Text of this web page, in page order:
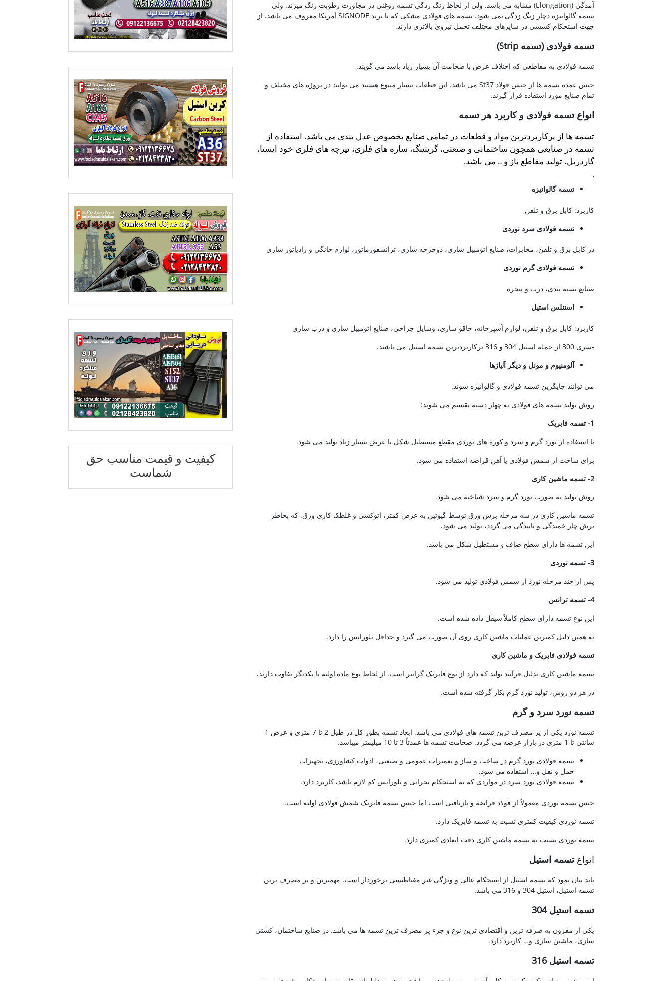
آمدگی (Elongation) مشابه می باشد. ولی از لحاظ زنگ زدگی تسمه روغنی در مجاورت رطوبت زنگ میزند. ولی
تسمه گالوانیزه دچار زنگ زدگی نمی شود. تسمه های فولادی مشکی که با برند SIGNODE آمریکا معروف می باشد. از
جهت استحکام کششی در سایزهای مختلف تحمل نیروی بالاتری دارند.
تسمه فولادی (تسمه Strip)
تسمه فولادی به مقاطعی که اختلاف عرض با ضخامت آن بسیار زیاد باشد می گویند.
جنس عمده تسمه ها از جنس فولاد St37 می باشد. این قطعات بسیار متنوع هستند می توانند در پروژه های مختلف و
تمام صنایع مورد استفاده قرار گیرند.
انواع تسمه فولادی و کاربرد هر تسمه
تسمه ها از پرکاربردترین مواد و قطعات در تمامی صنایع بخصوص عدل بندی می باشد. استفاده از
تسمه در صنایعی همچون ساختمانی و صنعتی، گریتینگ، سازه های فلزی، تیرچه های فلزی خود ایستا،
گاردریل، تولید مقاطع باز و… می باشد.
تسمه گالوانیزه
کاربرد: کابل برق و تلفن
تسمه فولادی سرد نوردی
در کابل برق و تلفن، مخابرات، صنایع اتومبیل سازی، دوچرخه سازی، ترانسفورماتور، لوازم خانگی و رادیاتور سازی
تسمه فولادی گرم نوردی
صنایع بسته بندی، درب و پنجره
استنلس استیل
کاربرد: کابل برق و تلفن، لوازم آشپزخانه، چاقو سازی، وسایل جراحی، صنایع اتومبیل سازی و درب سازی
-سری 300 از جمله استیل 304 و 316 پرکاربردترین تسمه استیل می باشند.
آلومنیوم و مونل و دیگر آلیاژها
می توانند جایگزین تسمه فولادی و گالوانیزه شوند.
روش تولید تسمه های فولادی به چهار دسته تقسیم می شوند:
1- تسمه فابریک
با استفاده از نورد گرم و سرد و کوره های نوردی مقطع مستطیل شکل با عرض بسیار زیاد تولید می شود.
برای ساخت از شمش فولادی یا آهن قراضه استفاده می شود.
2- تسمه ماشین کاری
روش تولید به صورت نورد گرم و سرد شناخته می شود.
تسمه ماشین کاری در سه مرحله برش ورق توسط گیوتین به عرض کمتر، اتوکشی و غلطک کاری ورق. که بخاطر
برش چار خمیدگی و تابیدگی می گردد، تولید می شود.
این تسمه ها دارای سطح صاف و مستطیل شکل می باشد.
3- تسمه نوردی
پس از چند مرحله نورد از شمش فولادی تولید می شود.
4- تسمه ترانس
این نوع تسمه دارای سطح کاملاً سیقل داده شده است.
به همین دلیل کمترین عملیات ماشین کاری روی آن صورت می گیرد و حداقل تلورانس را دارد.
تسمه فولادی فابریک و ماشین کاری
تسمه ماشین کاری بدلیل فرآیند تولید که دارد از نوع فابریک گرانتر است. از لحاظ نوع ماده اولیه با یکدیگر تفاوت دارند.
در هر دو روش، تولید نورد گرم بکار گرفته شده است.
تسمه نورد سرد و گرم
تسمه نورد یکی از پر مصرف ترین تسمه های فولادی می باشد. ابعاد تسمه بطور کل در طول 2 تا 7 متری و عرض 1
سانتی تا 1 متری در بازار عرضه می گردد. ضخامت تسمه ها عمدتاً 3 تا 10 میلیمتر میباشد.
تسمه فولادی نورد گرم در ساخت و ساز و تعمیرات عمومی و صنعتی، ادوات کشاورزی، تجهیزات
حمل و نقل و… استفاده می شود.
تسمه فولادی نورد سرد در مواردی که به استحکام بحرانی و تلورانس کم لازم باشد، کاربرد دارد.
جنس تسمه نوردی معمولاً از فولاد قراضه و بازیافتی است اما جنس تسمه فابریک شمش فولادی اولیه است.
تسمه نوردی کیفیت کمتری نسبت به تسمه فابریک دارد.
تسمه نوردی نسبت به تسمه ماشین کاری دقت ابعادی کمتری دارد.
انواعتسمه استیل
باید بیان نمود که تسمه استیل از استحکام عالی و ویژگی غیر مغناطیسی برخوردار است. مهمترین و پر مصرف ترین
تسمه استیل، استیل 304 و 316 می باشد.
تسمه استیل 304
یکی از مقرون به صرفه ترین و اقتصادی ترین نوع و جزء پر مصرف ترین تسمه ها می باشد. در صنایع ساختمان، کشتی
سازی، ماشین سازی و… کاربرد دارد.
تسمه استیل 316
کیفیت و قیمت مناسب حق
شماست